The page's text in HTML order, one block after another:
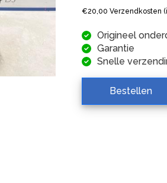
€20,00 Verzendkosten
Origineel
Garantie
Snelle
Bestellen